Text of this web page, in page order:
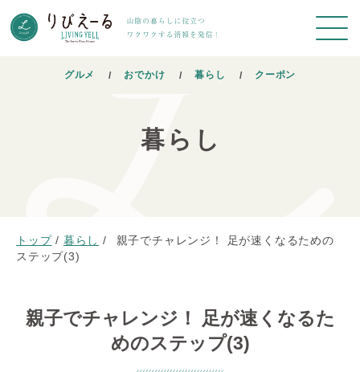
グルメ おでかけ 暮らし クーポン
暮らし
トップ / 暮らし /
親子でチャレンジ！ 足が速くなるための
ステップ(3)
親子でチャレンジ！ 足が速くなるた
めのステップ(3)